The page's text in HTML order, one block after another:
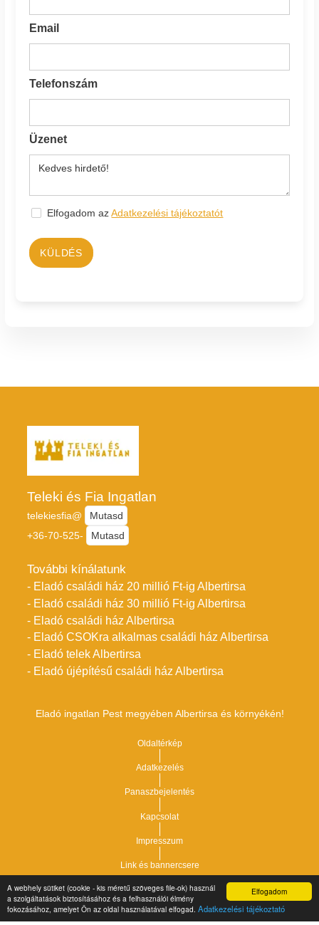
Elfogadom
A webhely sütiket (cookie - kis méretű szöveges file-ok) használ
a szolgáltatások biztosításához és a felhasználói élmény
fokozásához, amelyet Ön az oldal használatával elfogad. Adatkezelési tájékoztató
Email
Telefonszám
Üzenet
Elfogadom azAdatkezelési tájékoztatót
KÜLDÉS
Teleki és Fia Ingatlan
telekiesfia@
Mutasd
+36-70-525-
Mutasd
További kínálatunk
- Eladó családi ház 20 millió Ft-ig Albertirsa
- Eladó családi ház 30 millió Ft-ig Albertirsa
- Eladó családi ház Albertirsa
- Eladó CSOKra alkalmas családi ház Albertirsa
- Eladó telek Albertirsa
- Eladó újépítésű családi ház Albertirsa
Eladó ingatlan Pest megyében Albertirsa és környékén!
Oldaltérkép
Adatkezelés
Panaszbejelentés
Kapcsolat
Impresszum
Link és bannercsere
Copyright © 2021.Vár-Köz Kft. - Ingatlan nyilvántartó, ügyviteli és
adminisztrációs szoftver